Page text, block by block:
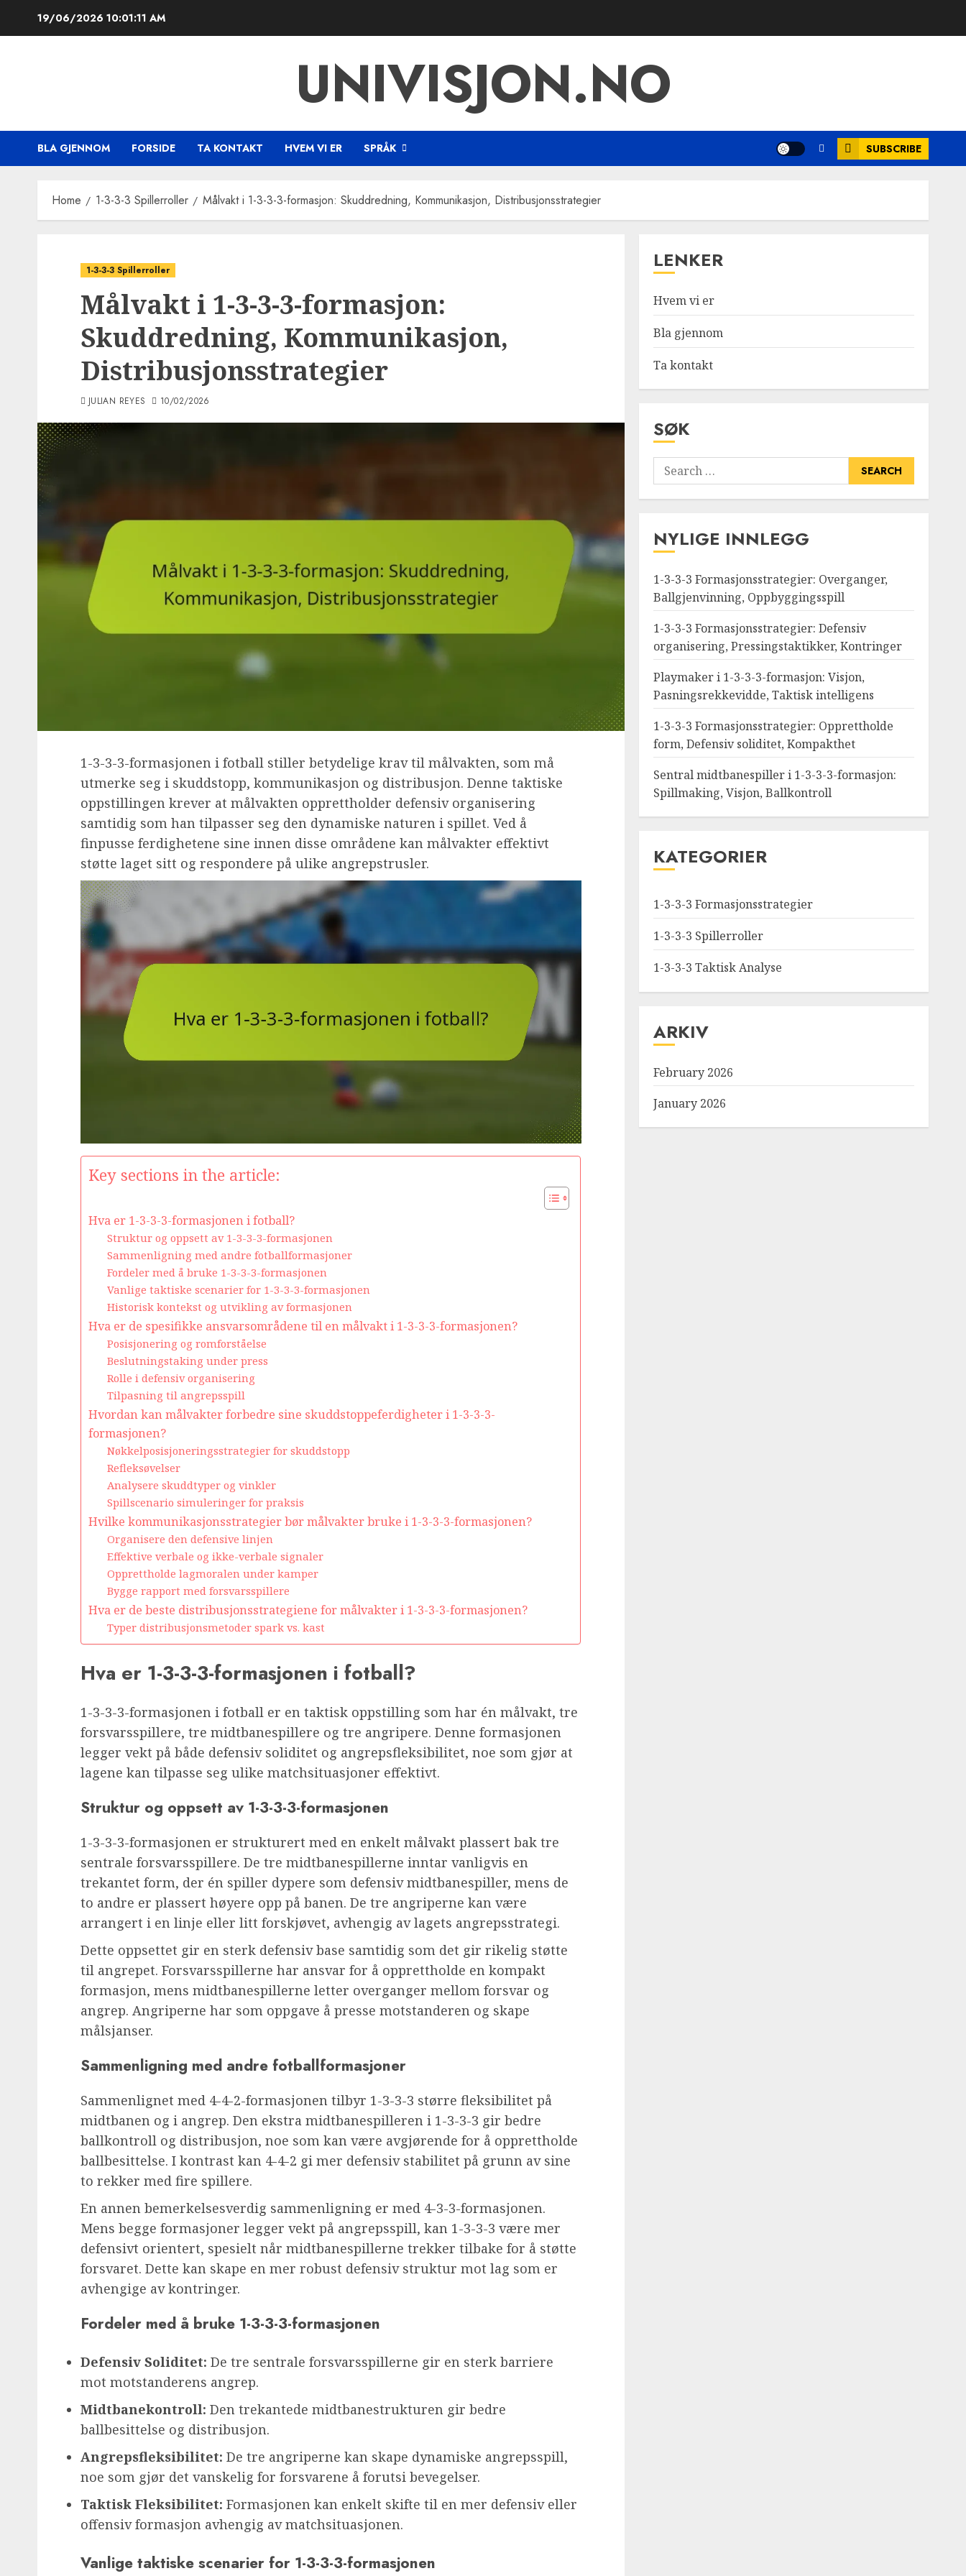
19/06/2026 10:01:12 AM
UNIVISJON.NO
BLA GJENNOM FORSIDE TA KONTAKT HVEM VI ER SPRÅK SUBSCRIBE
Home 1-3-3-3 Spillerroller Målvakt i 1-3-3-3-formasjon: Skuddredning, Kommunikasjon, Distribusjonsstrategier
1-3-3-3 Spillerroller
Målvakt i 1-3-3-3-formasjon:
Skuddredning, Kommunikasjon,
Distribusjonsstrategier
JULIAN REYES 10/02/2026
1-3-3-3-formasjonen i fotball stiller betydelige krav til målvakten, som må
utmerke seg i skuddstopp, kommunikasjon og distribusjon. Denne taktiske
oppstillingen krever at målvakten opprettholder defensiv organisering
samtidig som han tilpasser seg den dynamiske naturen i spillet. Ved å
finpusse ferdighetene sine innen disse områdene kan målvakter effektivt
støtte laget sitt og respondere på ulike angrepstrusler.
Key sections in the article:
Hva er 1-3-3-3-formasjonen i fotball?
Struktur og oppsett av 1-3-3-3-formasjonen
Sammenligning med andre fotballformasjoner
Fordeler med å bruke 1-3-3-3-formasjonen
Vanlige taktiske scenarier for 1-3-3-3-formasjonen
Historisk kontekst og utvikling av formasjonen
Hva er de spesifikke ansvarsområdene til en målvakt i 1-3-3-3-formasjonen?
Posisjonering og romforståelse
Beslutningstaking under press
Rolle i defensiv organisering
Tilpasning til angrepsspill
Hvordan kan målvakter forbedre sine skuddstoppeferdigheter i 1-3-3-3-
formasjonen?
Nøkkelposisjoneringsstrategier for skuddstopp
Refleksøvelser
Analysere skuddtyper og vinkler
Spillscenario simuleringer for praksis
Hvilke kommunikasjonsstrategier bør målvakter bruke i 1-3-3-3-formasjonen?
Organisere den defensive linjen
Effektive verbale og ikke-verbale signaler
Opprettholde lagmoralen under kamper
Bygge rapport med forsvarsspillere
Hva er de beste distribusjonsstrategiene for målvakter i 1-3-3-3-formasjonen?
Typer distribusjonsmetoder spark vs. kast
Hva er 1-3-3-3-formasjonen i fotball?
1-3-3-3-formasjonen i fotball er en taktisk oppstilling som har én målvakt, tre
forsvarsspillere, tre midtbanespillere og tre angripere. Denne formasjonen
legger vekt på både defensiv soliditet og angrepsfleksibilitet, noe som gjør at
lagene kan tilpasse seg ulike matchsituasjoner effektivt.
Struktur og oppsett av 1-3-3-3-formasjonen
1-3-3-3-formasjonen er strukturert med en enkelt målvakt plassert bak tre
sentrale forsvarsspillere. De tre midtbanespillerne inntar vanligvis en
trekantet form, der én spiller dypere som defensiv midtbanespiller, mens de
to andre er plassert høyere opp på banen. De tre angriperne kan være
arrangert i en linje eller litt forskjøvet, avhengig av lagets angrepsstrategi.
Dette oppsettet gir en sterk defensiv base samtidig som det gir rikelig støtte
til angrepet. Forsvarsspillerne har ansvar for å opprettholde en kompakt
formasjon, mens midtbanespillerne letter overganger mellom forsvar og
angrep. Angriperne har som oppgave å presse motstanderen og skape
målsjanser.
Sammenligning med andre fotballformasjoner
Sammenlignet med 4-4-2-formasjonen tilbyr 1-3-3-3 større fleksibilitet på
midtbanen og i angrep. Den ekstra midtbanespilleren i 1-3-3-3 gir bedre
ballkontroll og distribusjon, noe som kan være avgjørende for å opprettholde
ballbesittelse. I kontrast kan 4-4-2 gi mer defensiv stabilitet på grunn av sine
to rekker med fire spillere.
En annen bemerkelsesverdig sammenligning er med 4-3-3-formasjonen.
Mens begge formasjoner legger vekt på angrepsspill, kan 1-3-3-3 være mer
defensivt orientert, spesielt når midtbanespillerne trekker tilbake for å støtte
forsvaret. Dette kan skape en mer robust defensiv struktur mot lag som er
avhengige av kontringer.
Fordeler med å bruke 1-3-3-3-formasjonen
Defensiv Soliditet: De tre sentrale forsvarsspillerne gir en sterk barriere
mot motstanderens angrep.
Midtbanekontroll: Den trekantede midtbanestrukturen gir bedre
ballbesittelse og distribusjon.
Angrepsfleksibilitet: De tre angriperne kan skape dynamiske angrepsspill,
noe som gjør det vanskelig for forsvarene å forutsi bevegelser.
Taktisk Fleksibilitet: Formasjonen kan enkelt skifte til en mer defensiv eller
offensiv formasjon avhengig av matchsituasjonen.
Vanlige taktiske scenarier for 1-3-3-3-formasjonen
LENKER
Hvem vi er
Bla gjennom
Ta kontakt
SØK
Search
for:
NYLIGE INNLEGG
1-3-3-3 Formasjonsstrategier: Overganger,
Ballgjenvinning, Oppbyggingsspill
1-3-3-3 Formasjonsstrategier: Defensiv
organisering, Pressingstaktikker, Kontringer
Playmaker i 1-3-3-3-formasjon: Visjon,
Pasningsrekkevidde, Taktisk intelligens
1-3-3-3 Formasjonsstrategier: Opprettholde
form, Defensiv soliditet, Kompakthet
Sentral midtbanespiller i 1-3-3-3-formasjon:
Spillmaking, Visjon, Ballkontroll
KATEGORIER
1-3-3-3 Formasjonsstrategier
1-3-3-3 Spillerroller
1-3-3-3 Taktisk Analyse
ARKIV
February 2026
January 2026